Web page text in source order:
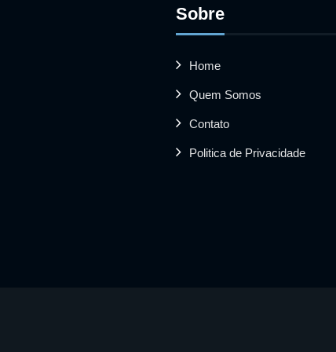
Sobre
Home
Quem Somos
Contato
Politica de Privacidade